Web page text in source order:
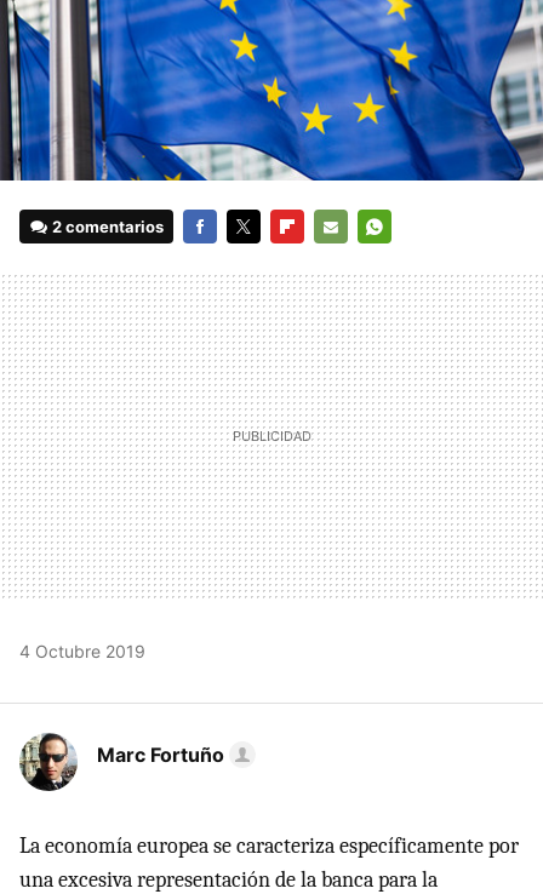
2 comentarios
MAIL
4 Octubre 2019
Marc Fortuño
La economía europea se caracteriza específicamente por
una excesiva representación de la banca para la